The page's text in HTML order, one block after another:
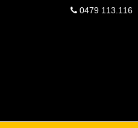
0479 113.116